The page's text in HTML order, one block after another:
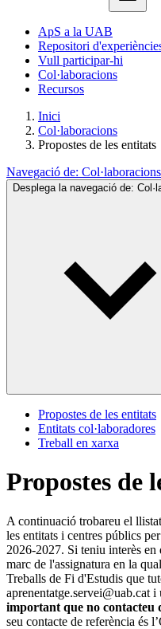
ApS a la UAB
Repositori
Vull participar-hi
Col·laboracions
Recursos
Inici
Col·laboracions
Propostes de les entitats
Navegació de: Col·laboracions
Desplega la navegació de:
Propostes de les entitats
Entitats col·laboradores
Treball en xarxa
Propostes de
A continuació trobareu el
les entitats i centres públics
2026-2027. Si teniu interès
marc de l'assignatura en la
Treballs de Fi d'Estudis que
aprenentatge.servei@uab.cat i
important que no contacteu
seu contacte de referència és